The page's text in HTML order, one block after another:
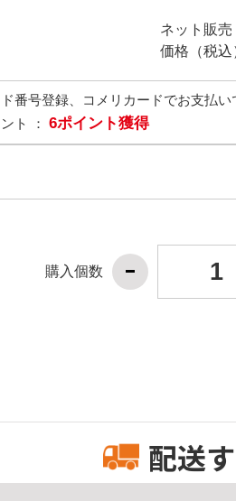
ネット販売
価格（税込
番号登録、コメリカードでお支払い
ト ： 6ポイント獲得
購入個数
配送